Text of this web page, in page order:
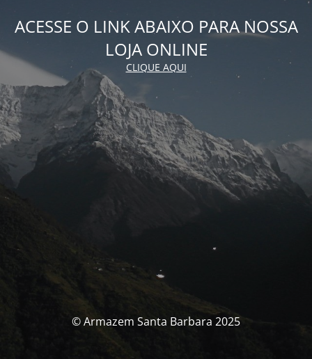
ACESSE O LINK ABAIXO PARA NOSSA
LOJA ONLINE
CLIQUE AQUI
© Armazem Santa Barbara 2025